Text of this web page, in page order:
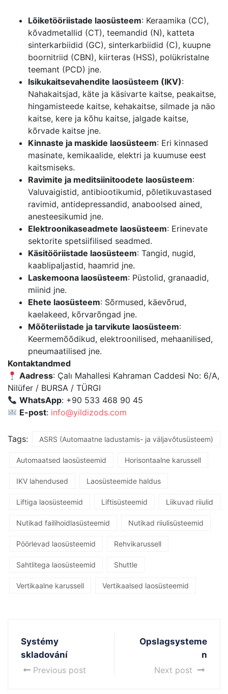
Lõiketööriistade laosüsteem: Keraamika (CC),
kõvadmetallid (CT), teemandid (N), katteta
sinterkarbiidid (GC), sinterkarbiidid (C), kuupne
boornitriid (CBN), kiirteras (HSS), polükristalne
teemant (PCD) jne.
Isikukaitsevahendite laosüsteem (IKV):
Nahakaitsjad, käte ja käsivarte kaitse, peakaitse,
hingamisteede kaitse, kehakaitse, silmade ja näo
kaitse, kere ja kõhu kaitse, jalgade kaitse,
kõrvade kaitse jne.
Kinnaste ja maskide laosüsteem: Eri kinnased
masinate, kemikaalide, elektri ja kuumuse eest
kaitsmiseks.
Ravimite ja meditsiinitoodete laosüsteem:
Valuvaigistid, antibiootikumid, põletikuvastased
ravimid, antidepressandid, anaboolsed ained,
anesteesikumid jne.
Elektroonikaseadmete laosüsteem: Erinevate
sektorite spetsiifilised seadmed.
Käsitööriistade laosüsteem: Tangid, nugid,
kaablipaljastid, haamrid jne.
Laskemoona laosüsteem: Püstolid, granaadid,
miinid jne.
Ehete laosüsteem: Sõrmused, käevõrud,
kaelakeed, kõrvarõngad jne.
Mõõteriistade ja tarvikute laosüsteem:
Keermemõõdikud, elektroonilised, mehaanilised,
pneumaatilised jne.
Kontaktandmed
Aadress: Çalı Mahallesi Kahraman Caddesi No: 6/A,
Nilüfer / BURSA / TÜRGI
WhatsApp: +90 533 468 90 45
E-post: info@yildizods.com
Tags: ASRS (Automaatne ladustamis- ja väljavõtusüsteem)
Automaatsed laosüsteemid Horisontaalne karussell
IKV lahendused Laosüsteemide haldus
Liftiga laosüsteemid Liftisüsteemid Liikuvad riiulid
Nutikad failihoidlasüsteemid Nutikad riiulisüsteemid
Pöörlevad laosüsteemid Rehvikarussell
Sahtlitega laosüsteemid Shuttle
Vertikaalne karussell Vertikaalsed laosüsteemid
Systémy
skladování
Previous post
Opslagsysteme
n
Next post